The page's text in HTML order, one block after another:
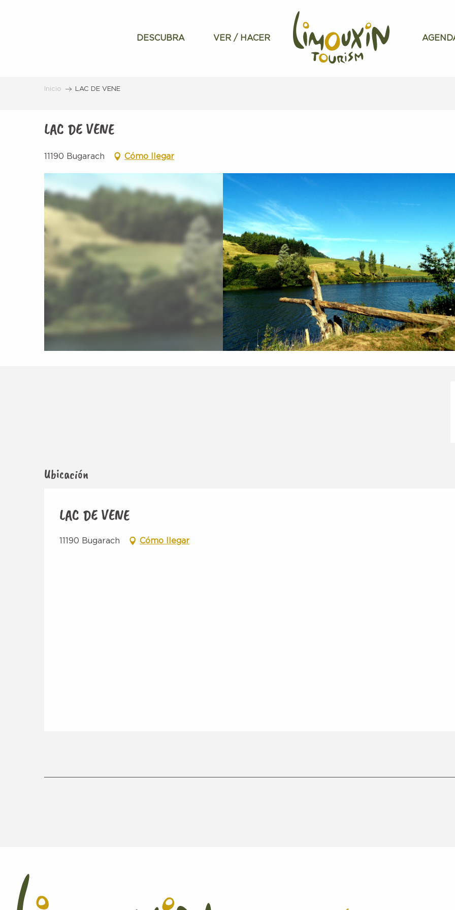
DESCUBRA VER / HACER
Inicio LAC DE VENE
LAC DE VENE
11190 Bugarach Cómo llegar
Ubicación
LAC DE VENE
11190 Bugarach Cómo llegar